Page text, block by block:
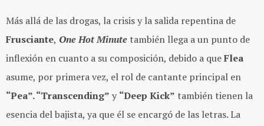
Más allá de las drogas, la crisis y la salida repentina de
Frusciante, One Hot Minute también llega a un punto de
inflexión en cuanto a su composición, debido a queFlea
asume, por primera vez, el rol de cantante principal en
“Pea”. “Transcending” y “Deep Kick” también tienen la
esencia del bajista, ya que él se encargó de las letras. La